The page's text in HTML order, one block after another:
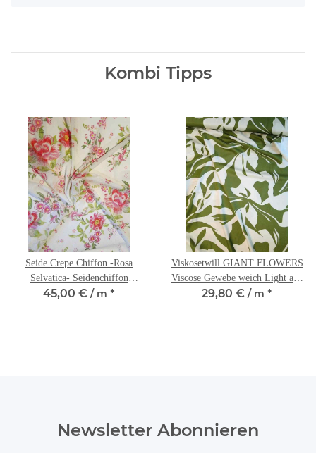
Kombi Tipps
Seide Crepe Chiffon -Rosa
Selvatica- Seidenchiffon
Rosenprint
45,00 € / m *
Viskosetwill GIANT FLOWERS
Viscose Gewebe weich Light and
Lush
29,80 € / m *
Newsletter Abonnieren